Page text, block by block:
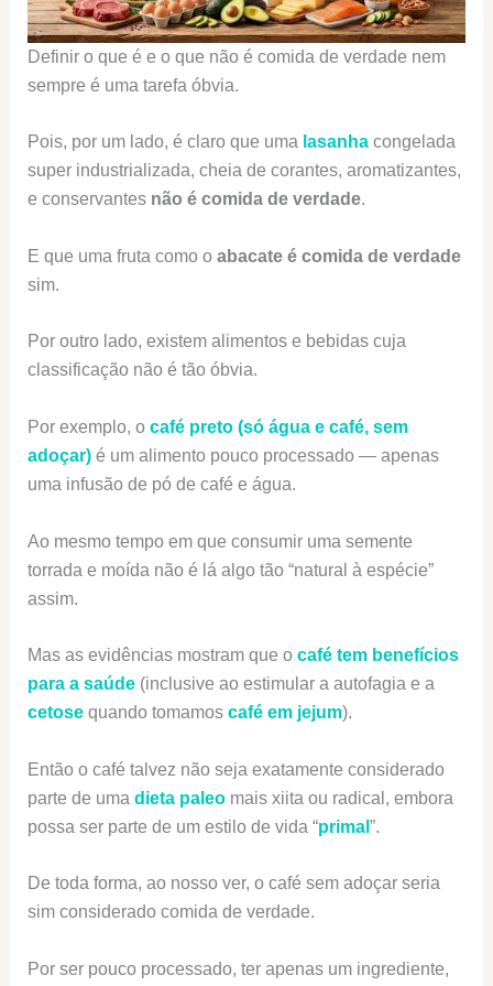
Definir o que é e o que não é comida de verdade nem
sempre é uma tarefa óbvia.
Pois, por um lado, é claro que uma lasanhacongelada
super industrializada, cheia de corantes, aromatizantes,
e conservantes não é comida de verdade.
E que uma fruta como o abacate é comida de verdade
sim.
Por outro lado, existem alimentos e bebidas cuja
classificação não é tão óbvia.
Por exemplo, o café preto (só água e café, sem
adoçar)é um alimento pouco processado — apenas
uma infusão de pó de café e água.
Ao mesmo tempo em que consumir uma semente
torrada e moída não é lá algo tão “natural à espécie”
assim.
Mas as evidências mostram que o café tem benefícios
para a saúde(inclusive ao estimular a autofagia e a
cetosequando tomamos café em jejum).
Então o café talvez não seja exatamente considerado
parte de uma dieta paleo mais xiita ou radical, embora
possa ser parte de um estilo de vida “primal ”.
De toda forma, ao nosso ver, o café sem adoçar seria
sim considerado comida de verdade.
Por ser pouco processado, ter apenas um ingrediente,